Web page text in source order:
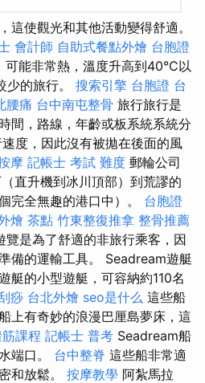
這使觀光和其他活動變得舒適。
會計師 自助式餐點外燴 台胞證
能非常熱，溫度升高到40°C以
少的旅行。 搜索引擎 台胞證 台
腰痛 台中南屯整骨 旅行旅行是
間，路線，年齡或板系統系統分
度，因此沒有被拋在後面的風
摩 記帳士 考試 難度 郵輪公司
直升機到冰川頂部）到荒謬的
完全無趣的港口中）。 台胞證
燴 茶點 竹東整復推拿 整骨推薦
覽是為了舒適的非旅行乘客，因
備的運輸工具。 Seadream遊艇
艇的小型遊艇，可容納約110名
痧 台北外燴 seo是什么 這些船
上有奇妙的浪漫巴厘島夢床，這
課程 記帳士 普考 Seadream船
端口。 台中整脊 這些船非常適
和放鬆。 按摩教學 阿紮馬拉